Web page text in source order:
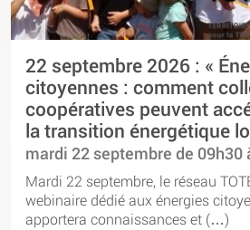
22 septembre 2026 : «
citoyennes : comment
coopératives peuvent
la transition énergétique
mardi 22 septembre de 09h30
Mardi 22 septembre, le réseau
webinaire dédié aux énergies
apportera connaissances et (…)